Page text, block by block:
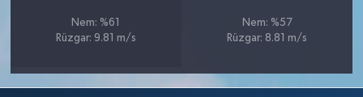
Nem: %61
Rüzgar: 9.81 m/s
Nem: %57
Rüzgar: 8.81 m/s